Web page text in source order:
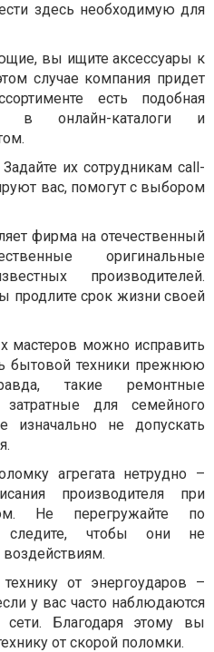
здесь необходимую для
вы ищите аксессуары к
случае компания придет
есть подобная
в онлайн-каталоги и
их сотрудникам call-
вас, помогут с выбором
фирма на отечественный
оригинальные
производителей.
продлите срок жизни своей
мастеров можно исправить
бытовой техники прежнюю
такие ремонтные
затратные для семейного
не допускать
агрегата нетрудно –
производителя при
Не перегружайте по
следите, чтобы они не
от энергоударов –
у вас часто наблюдаются
Благодаря этому вы
от скорой поломки.